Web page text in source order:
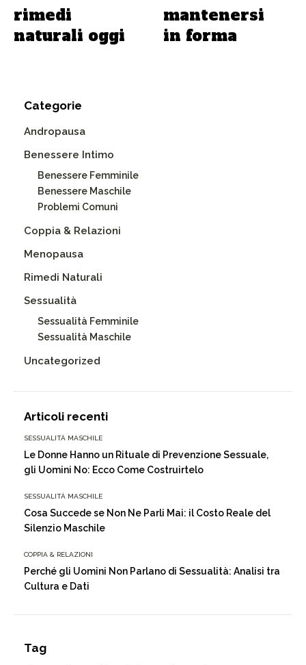
rimedi
naturali oggi
mantenersi
in forma
Categorie
Andropausa
Benessere Intimo
Benessere Femminile
Benessere Maschile
Problemi Comuni
Coppia & Relazioni
Menopausa
Rimedi Naturali
Sessualità
Sessualità Femminile
Sessualità Maschile
Uncategorized
Articoli recenti
SESSUALITÀ MASCHILE
Le Donne Hanno un Rituale di Prevenzione Sessuale,
gli Uomini No: Ecco Come Costruirtelo
SESSUALITÀ MASCHILE
Cosa Succede se Non Ne Parli Mai: il Costo Reale del
Silenzio Maschile
COPPIA & RELAZIONI
Perché gli Uomini Non Parlano di Sessualità: Analisi tra
Cultura e Dati
Tag